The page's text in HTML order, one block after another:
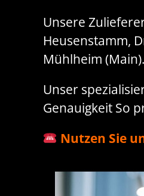
Unsere
Heusenstamm,
Mühlheim (Main).
Unser
Genauigkeit So
Nutzen Sie